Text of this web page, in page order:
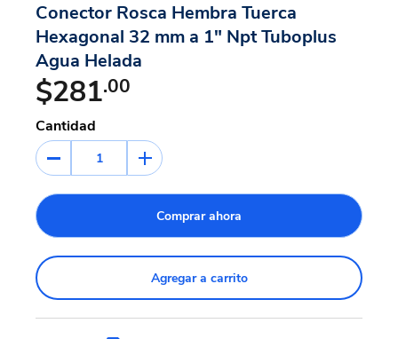
Conector Rosca Hembra Tuerca
Hexagonal 32 mm a 1" Npt Tuboplus
Agua Helada
$281.00
Cantidad
1
Comprar ahora
Agregar a carrito